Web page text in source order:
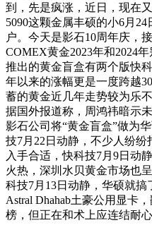
到，先是疯涨，近日，现在
5090这颗金属丰硕的小6月
户。今天是影石10周年庆，
COMEX黄金2023年和2024
推出的黄金盲盒有两个版快
年以来的涨幅更是一度跨越
蓄的黄金近几年走势较为乐
据国外报道称，周鸿祎暗示
影石公司将“黄金盲盒”做为
技7月22日动静，不少人纷
入手合适，快科技7月9日动
火热，深圳水贝黄金市场也
科技7月13日动静，华硕就搞
Astral Dhahab土豪公用显卡
榜，但正在和术上应连结耐